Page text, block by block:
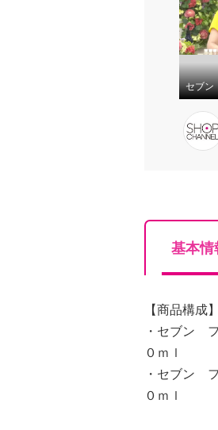
基本情
【商品構成】
・セブン
０ｍｌ
・セブン
０ｍｌ